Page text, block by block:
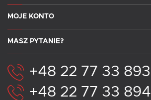
MOJE KONTO
MASZ PYTANIE?
+48 22 77 33 893
+48 22 77 33 894